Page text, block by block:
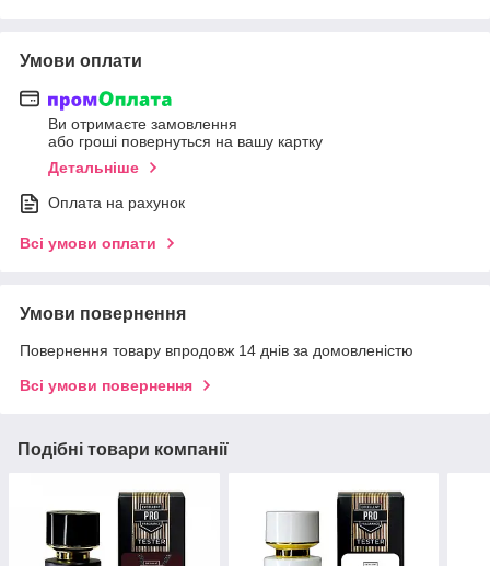
Умови оплати
Ви отримаєте замовлення
або гроші повернуться на вашу картку
Детальніше
Оплата на рахунок
Всі умови оплати
Умови повернення
Повернення товару впродовж 14 днів за домовленістю
Всі умови повернення
Подібні товари компанії